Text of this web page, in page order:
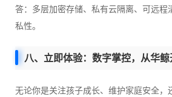
答：多层加密存储、私有云隔离、可远程
私性。
八、立即体验：数字掌控，从华鲸
无论你是关注孩子成长、维护家庭安全，